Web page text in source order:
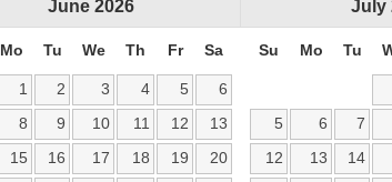
June 2026
Mo Tu We Th Fr Sa
1 2 3 4 5
6
8 9 10 11 12
13
15 16 17 18 19
20
July
Su Mo Tu
5
6 7
12
13 14